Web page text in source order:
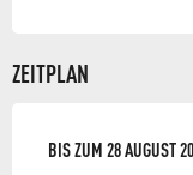
ZEITPLAN
VOM3 JULI 2026BIS
BIS ZUM 28 AUGUST